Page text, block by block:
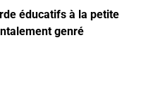
éducatifs à la petite
genré